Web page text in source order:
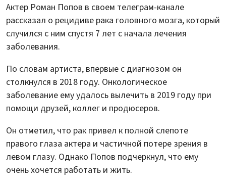
Актер Роман Попов в своем телеграм-канале
рассказал о рецидиве рака головного мозга, который
случился с ним спустя 7 лет с начала лечения
заболевания.
По словам артиста, впервые с диагнозом он
столкнулся в 2018 году. Онкологическое
заболевание ему удалось вылечить в 2019 году при
помощи друзей, коллег и продюсеров.
Он отметил, что рак привел к полной слепоте
правого глаза актера и частичной потере зрения в
левом глазу. Однако Попов подчеркнул, что ему
очень хочется работать и жить.